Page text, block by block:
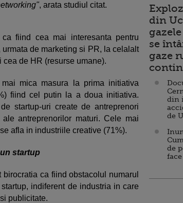
, arata studiul citat.
fiind cea mai interesanta pentru
de marketing si PR, la celalalt
de HR (resurse umane).
mica masura la prima initiativa
fiind cel putin la a doua initiativa.
startup-uri create de antreprenori
antreprenorilor maturi. Cele mai
afla in industriile creative (71%).
startup
ca fiind obstacolul numarul
indiferent de industria in care
publicitate.
din
se
gaze
din
de
de